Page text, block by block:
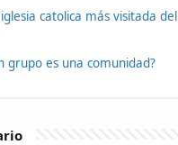
catolica más visitada del
grupo es una comunidad?